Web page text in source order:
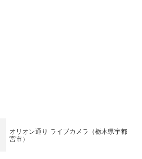
オリオン通り ライブカメラ（栃木県宇都
宮市）